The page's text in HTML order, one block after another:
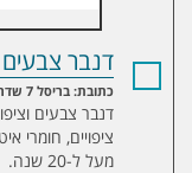
דנבר צבעים
כתובת: בריסל 7 שדרות 8714540
דנבר צבעים
ציפויים, חומרי
מעל ל-20 שנה.